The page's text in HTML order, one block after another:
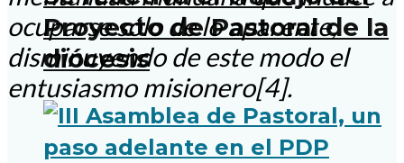
Proyecto de Pastoral de la
diócesis
ocuparse sólo de lo aparente,
disminuyendo de este modo el
entusiasmo misionero[4].